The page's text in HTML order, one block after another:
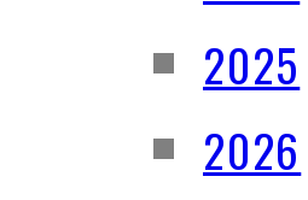
2025
2026